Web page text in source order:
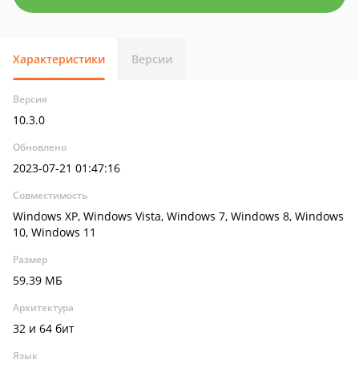
Характеристики Версии
Версия
10.3.0
Обновлено
2023-07-21 01:47:16
Совместимость
Windows XP, Windows Vista, Windows 7, Windows 8, Windows
10, Windows 11
Размер
59.39 МБ
Архитектура
32 и 64 бит
Язык